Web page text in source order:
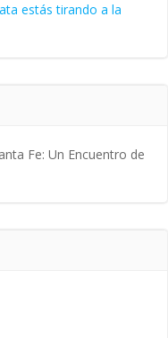
estás tirando a la
Fe: Un Encuentro de